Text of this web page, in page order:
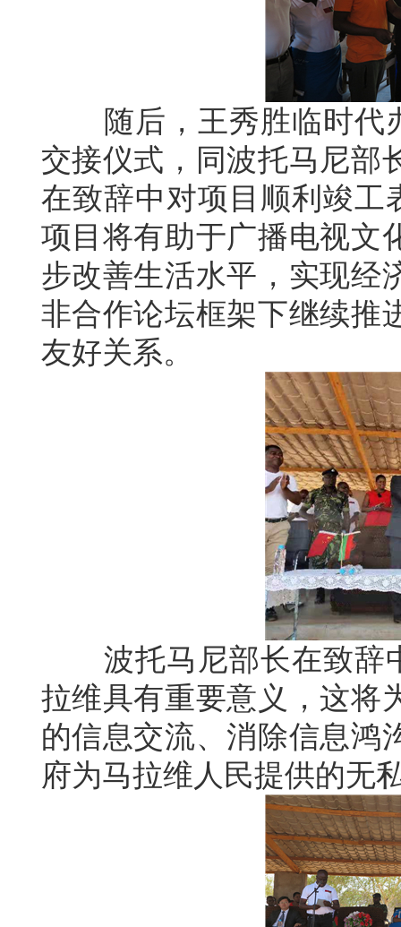
随后，王秀胜临时代办
交接仪式，同波托马尼部
在致辞中对项目顺利竣工
项目将有助于广播电视文
步改善生活水平，实现经
非合作论坛框架下继续推
友好关系。
波托马尼部长在致辞中
拉维具有重要意义，这将
的信息交流、消除信息鸿
府为马拉维人民提供的无